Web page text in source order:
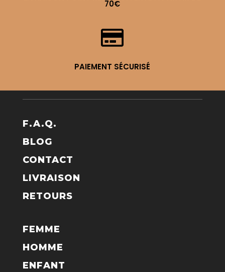
70€

PAIEMENT SÉCURISÉ
F.A.Q.
BLOG
CONTACT
LIVRAISON
RETOURS
FEMME
HOMME
ENFANT